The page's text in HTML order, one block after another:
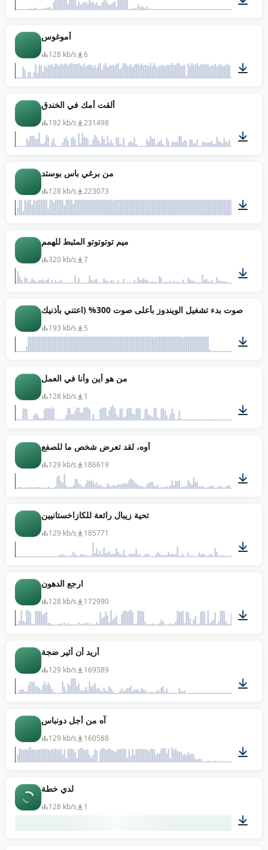
أموغوس
128 kb/s 6
ألقت أمك في الخندق
192 kb/s 231498
من برغي باس بوستد
128 kb/s 223073
ميم توتوتوتو المثبط للهمم
320 kb/s 7
00:04صوت بدء تشغيل الويندوز بأعلى صوت 300% (اعتني بأذنيك)
193 kb/s 5
من هو أين وأنا في العمل
128 kb/s 1
أوه، لقد تعرض شخص ما للصفع
129 kb/s 186619
تحية زيبال رائعة للكازاخستانيين
129 kb/s 185771
ارجع الدهون
128 kb/s 172990
أريد أن أثير ضجة
129 kb/s 169389
آه من أجل دونباس
129 kb/s 160588
لدي خطة
128 kb/s 1